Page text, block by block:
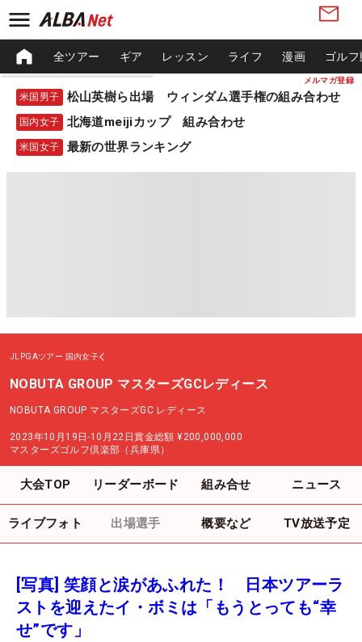
メルマガ登録
全ツアー ギア レッスン ライフ 漫画 ゴル
米国男子 松山英樹ら出場 ウィンダム選手権の組み合わせ
国内女子 北海道meijiカップ 組み合わせ
米国女子 最新の世界ランキング
JLPGAツアー 国内女子
NOBUTA GROUP マスターズGCレディース
NOBUTA GROUP マスターズGC レディース
2023年10月19日-10月22日賞金総額 ¥200,000,000
マスターズゴルフ倶楽部（兵庫県）
大会TOP リーダーボード 組み合せ ニュース
ライブフォト 出場選手 概要など TV放送予定
[写真] 笑顔と涙があふれた！ 日本ツアーラ
ストを迎えたイ・ボミは「もうとっても“幸
せ”です」